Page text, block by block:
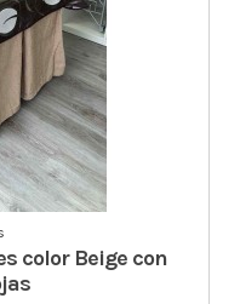
color Beige con